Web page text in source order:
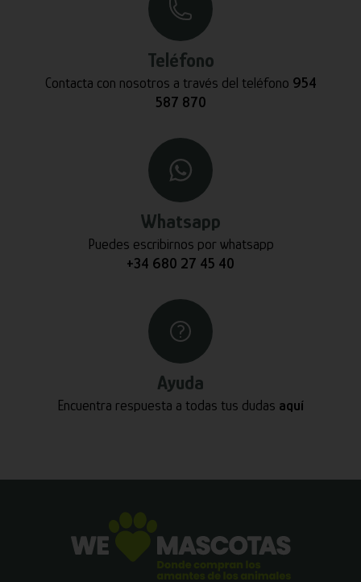
Teléfono
Contacta con nosotros a través del teléfono 954
587 870
Whatsapp
Puedes escribirnos por whatsapp
+34 680 27 45 40
Ayuda
Encuentra respuesta a todas tus dudas aquí